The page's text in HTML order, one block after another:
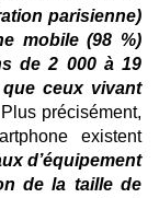
parisienne)
mobile (98 %)
de 2 000 à 19
ceux vivant
Plus précisément,
existent
d’équipement
de la taille de